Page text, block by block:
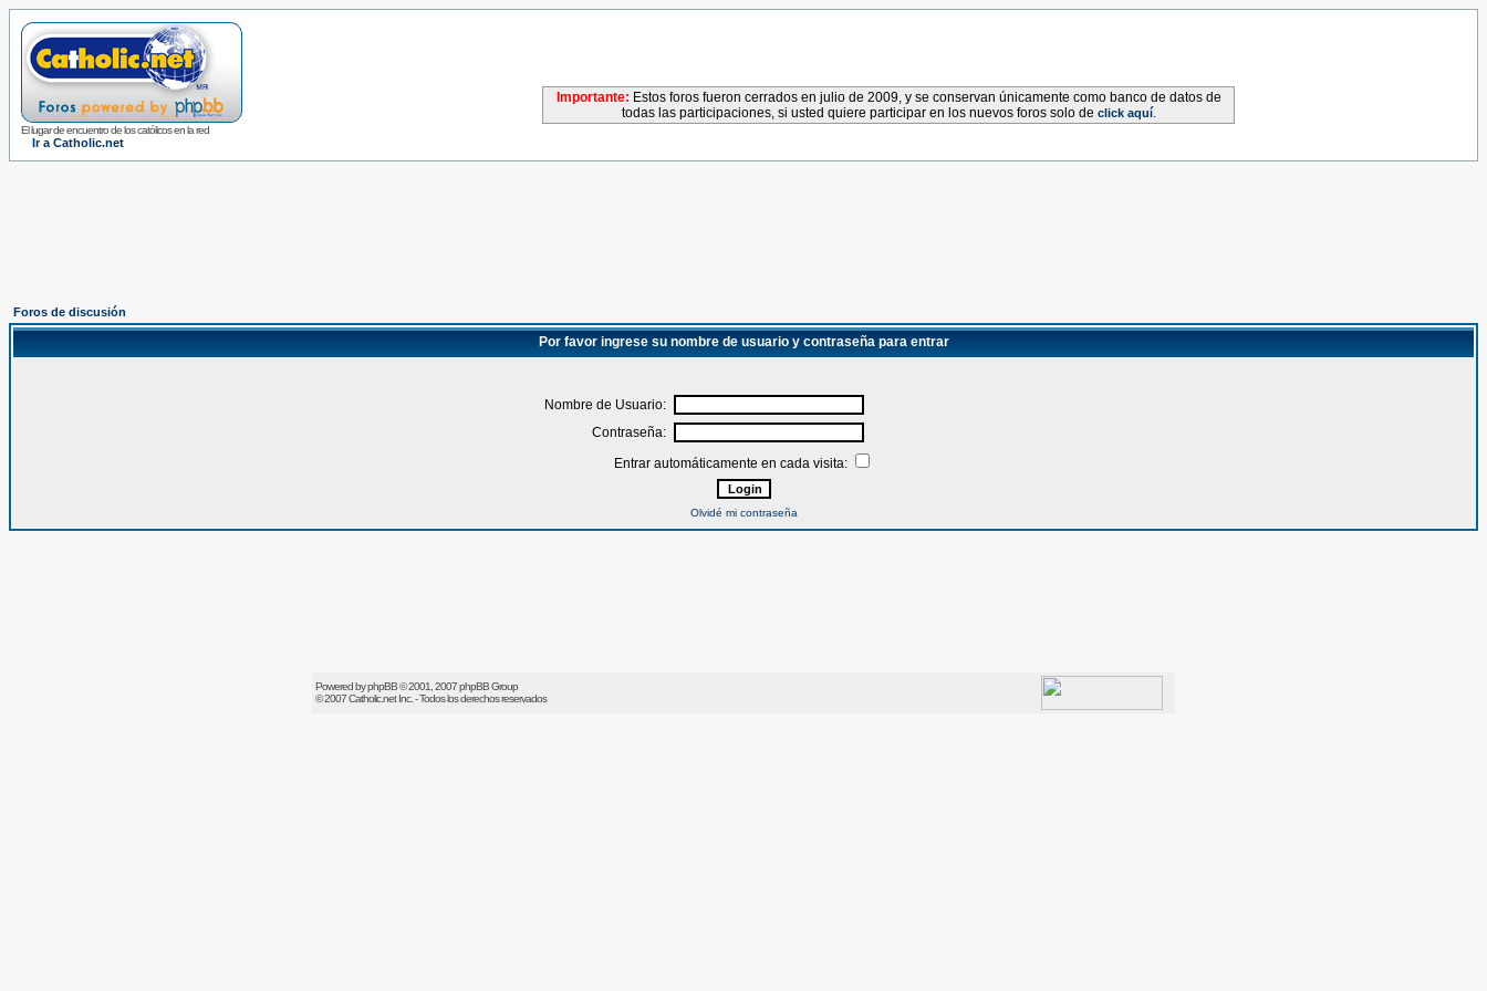
El lugar de encuentro de los católicos en la red
Ir a Catholic.net
Importante: Estos foros fueron cerrados en julio de 2009, y se conservan únicamente como banco de datos de
todas las participaciones, si usted quiere participar en los nuevos foros solo de click aquí.
Foros de discusión
Por favor ingrese su nombre de usuario y contraseña para entrar
Nombre de Usuario:
Contraseña:
Entrar automáticamente en cada visita:
Olvidé mi contraseña
Powered byphpBB© 2001, 2007 phpBB Group
© 2007Catholic.netInc. - Todos los derechos reservados